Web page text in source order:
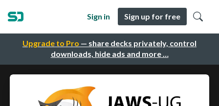
Upgrade to Pro — share decks privately, control
downloads, hide ads and more …
Sign in Sign up for free